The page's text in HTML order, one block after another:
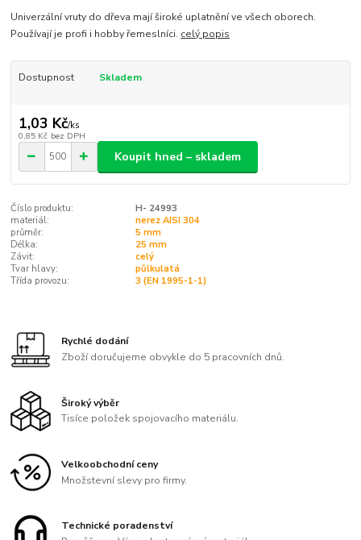
Univerzální vruty do dřeva mají široké uplatnění ve všech oborech.
Používají je profi i hobby řemeslníci. celý popis
Dostupnost Skladem
1,03 Kč/ks
0,85 Kč bez DPH
Koupit hned – skladem
Číslo produktu:
H- 24993
materiál:
nerez AISI 304
průměr:
5 mm
Délka:
25 mm
Závit:
celý
Tvar hlavy:
půlkulatá
Třída provozu:
3 (EN 1995-1-1)
Rychlé dodání
Zboží doručujeme obvykle do 5 pracovních dnů.
Široký výběr
Tisíce položek spojovacího materiálu.
Velkoobchodní ceny
Množstevní slevy pro firmy.
Technické poradenství